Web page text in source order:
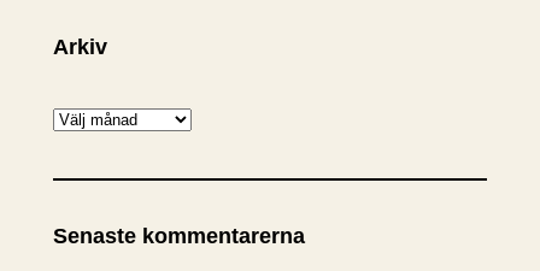
Arkiv
A
k
v
Senaste kommentarerna